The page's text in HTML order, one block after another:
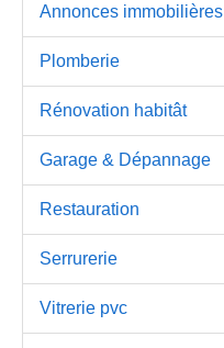
Annonces immobilières
Plomberie
Rénovation habitât
Garage & Dépannage
Restauration
Serrurerie
Vitrerie pvc